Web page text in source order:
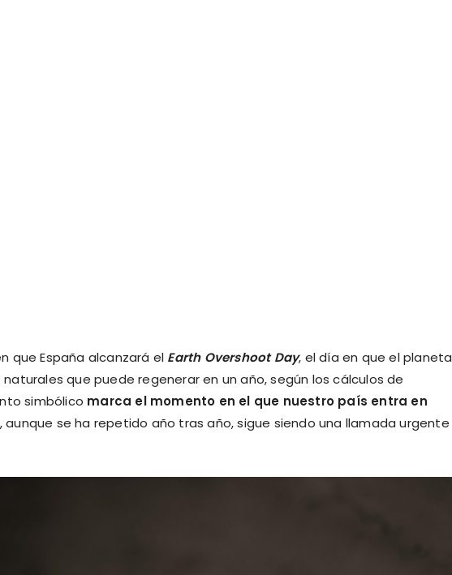
que España alcanzará el Earth Overshoot Day, el día en que el planeta
que puede regenerar en un año, según los cálculos de
simbólico marca el momento en el que nuestro país entra en
aunque se ha repetido año tras año, sigue siendo una llamada urgente